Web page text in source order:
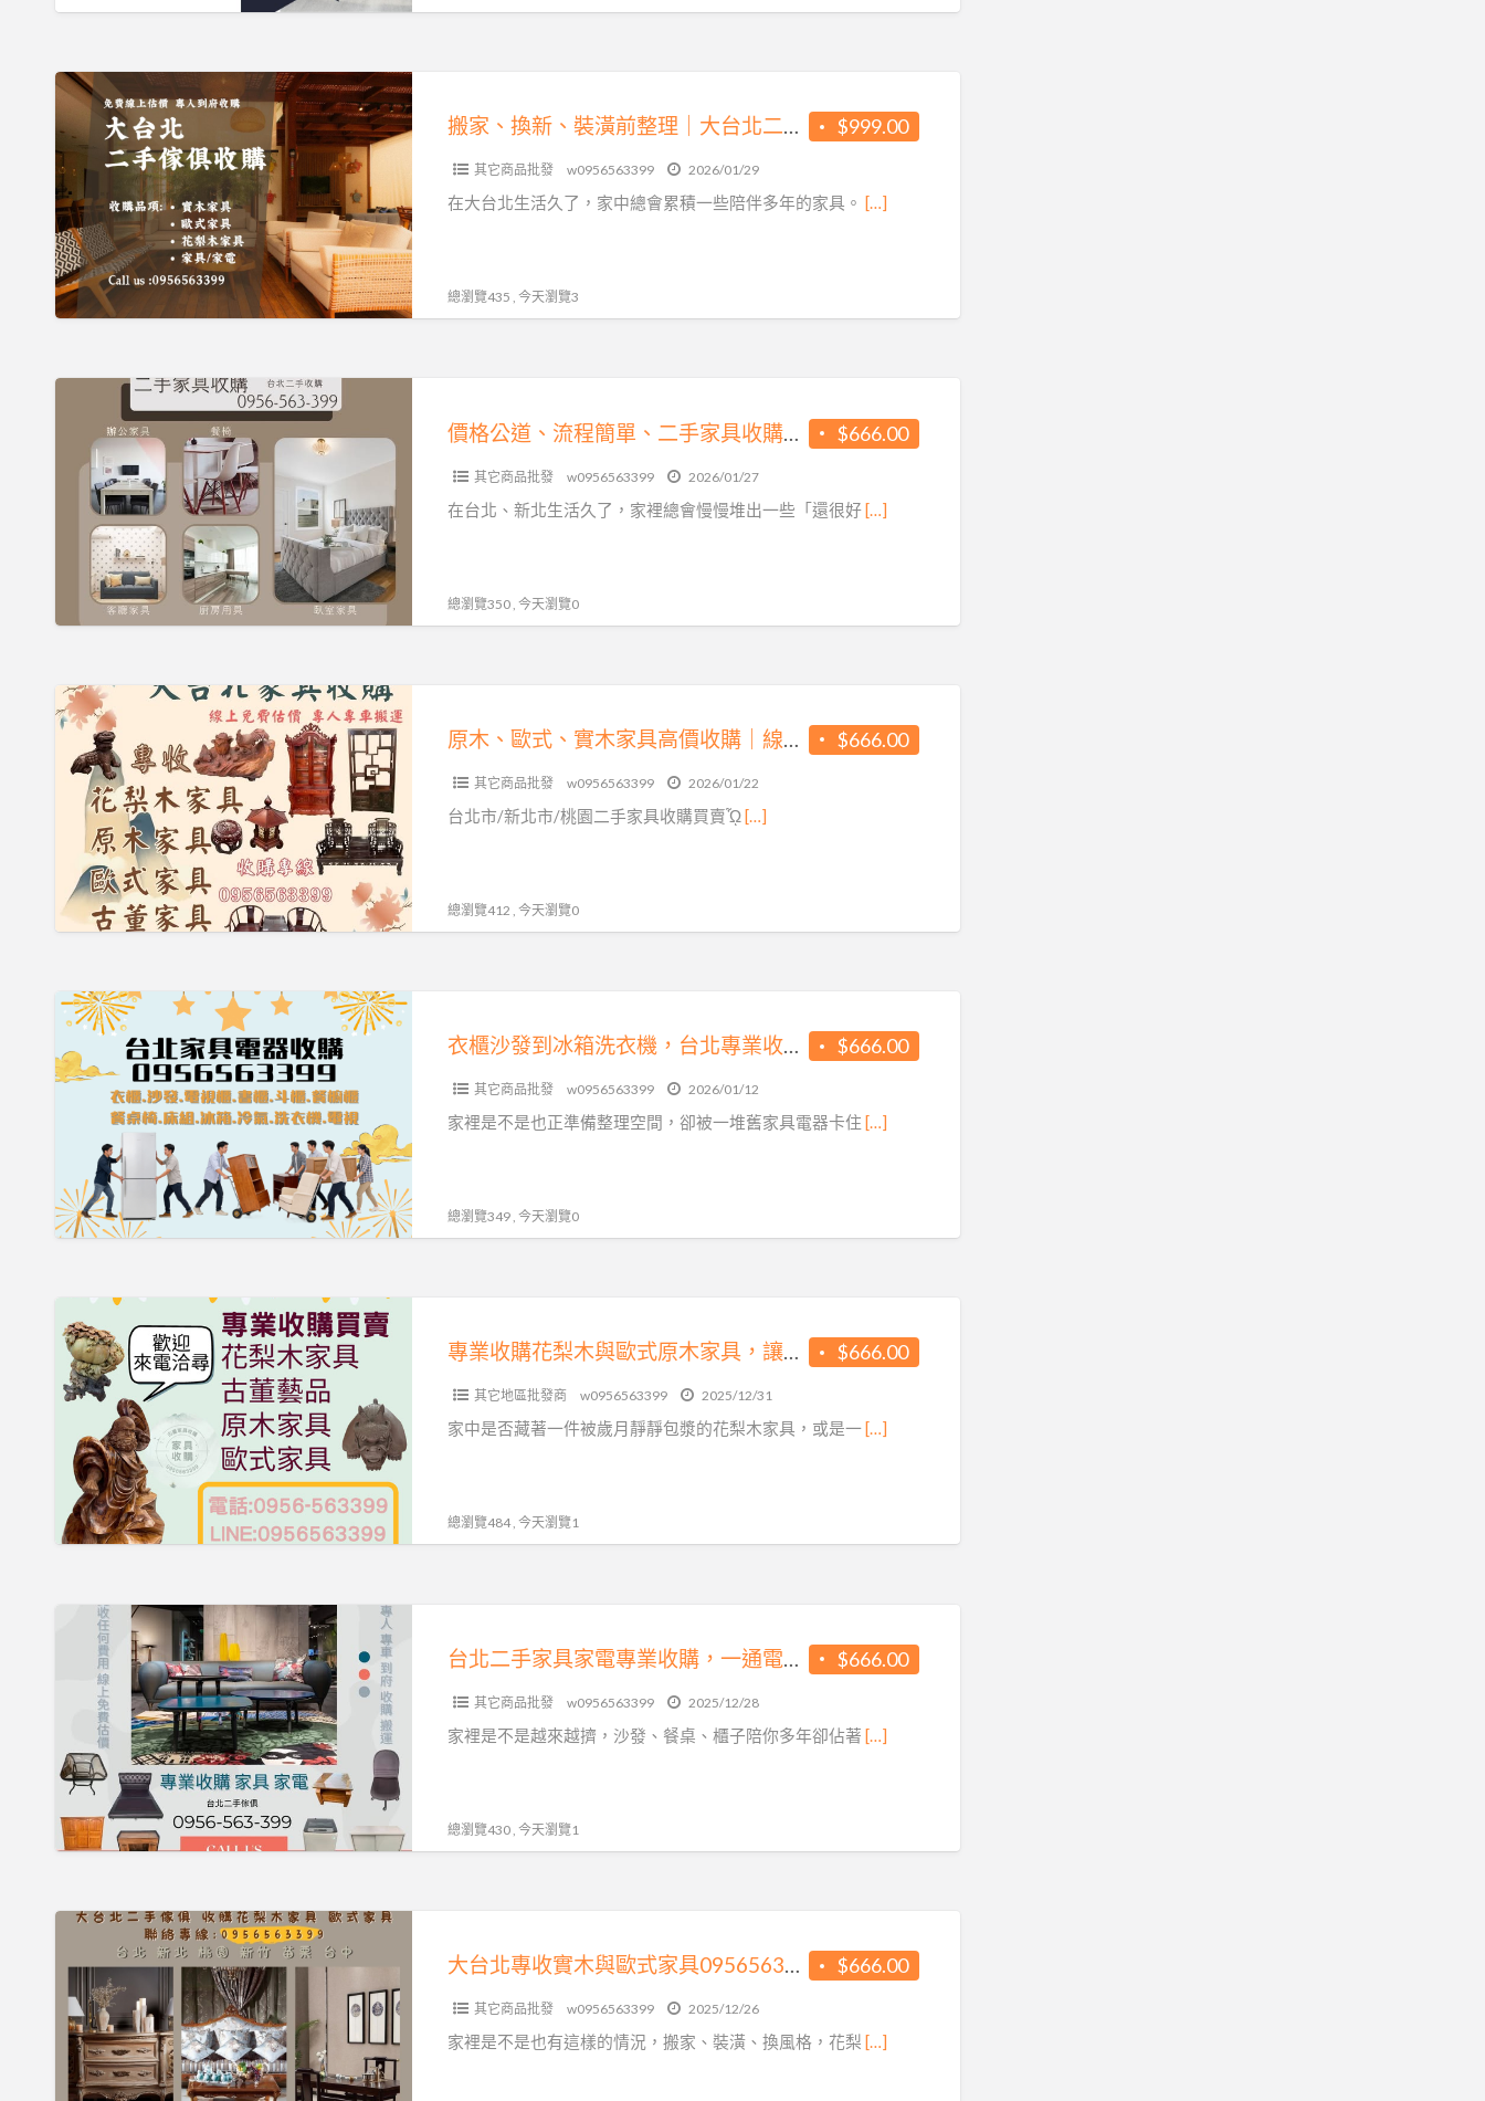
發
現
金
0956563399
搬
家、
換
新、
裝
潢
前
整
理
大
購
選
0956563399
$999.00
搬家、換新、裝潢前整理｜大台北二手傢俱收購首選0956563399
其它商品批發 w0956563399 2026/01/29
在大台北生活久了，家中總會累積一些陪伴多年的家具。 […]
總瀏覽435 , 今天瀏覽3
道、
單、
二
家
具
購
0956563399
$666.00
價格公道、流程簡單、二手家具收購首選0956563399
其它商品批發 w0956563399 2026/01/27
在台北、新北生活久了，家裡總會慢慢堆出一些「還很好[…]
總瀏覽350 , 今天瀏覽0
原
木、
歐
式、
具
高
收
購
｜
線
快
速
方
便
0956563399
$666.00
原木、歐式、實木家具高價收購｜線上估價快速又方便0956563399
其它商品批發 w0956563399 2026/01/22
台北市/新北市/桃園二手家具收購買賣ᾯ[…]
總瀏覽412 , 今天瀏覽0
衣
櫃
沙
箱
洗
衣
台
北
專
業
購
快
速
又
0956563399
$666.00
衣櫃沙發到冰箱洗衣機，台北專業收購快速又安心0956563399
其它商品批發 w0956563399 2026/01/12
家裡是不是也正準備整理空間，卻被一堆舊家具電器卡住 […]
總瀏覽349 , 今天瀏覽0
業
收
購
梨
與
歐
老
件
重
回
值
台
0956563399
$666.00
專業收購花梨木與歐式原木家具，讓老件重回價值舞台0956563399
其它地區批發商 w0956563399 2025/12/31
家中是否藏著一件被歲月靜靜包漿的花梨木家具，或是一 […]
總瀏覽484 , 今天瀏覽1
具
家
電
專
收
一
通
電
話
輕
$666.00
台北二手家具家電專業收購，一通電話輕鬆清空空間0956563399
其它商品批發 w0956563399 2025/12/28
家裡是不是越來越擠，沙發、餐桌、櫃子陪你多年卻佔著 […]
總瀏覽430 , 今天瀏覽1
專
收
實
$666.00
大台北專收實木與歐式家具0956563399
其它商品批發 w0956563399 2025/12/26
家裡是不是也有這樣的情況，搬家、裝潢、換風格，花梨 […]